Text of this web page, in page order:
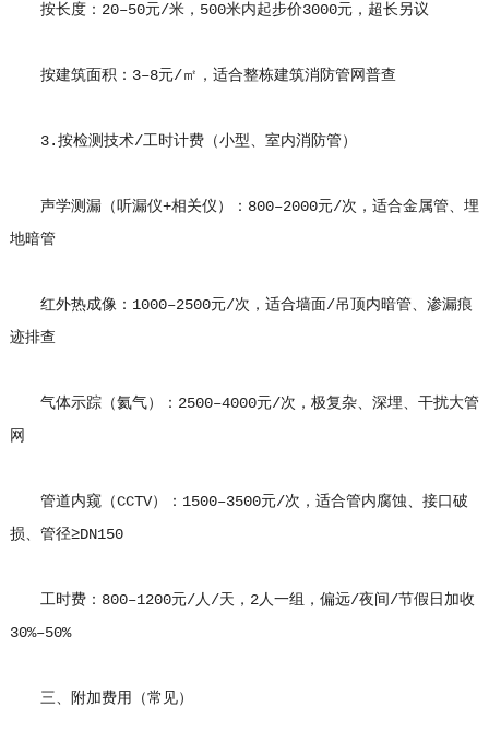
按长度：20–50元/米，500米内起步价3000元，超长另议
按建筑面积：3–8元/㎡，适合整栋建筑消防管网普查
3.按检测技术/工时计费（小型、室内消防管）
声学测漏（听漏仪+相关仪）：800–2000元/次，适合金属管、埋
地暗管
红外热成像：1000–2500元/次，适合墙面/吊顶内暗管、渗漏痕
迹排查
气体示踪（氦气）：2500–4000元/次，极复杂、深埋、干扰大管
网
管道内窥（CCTV）：1500–3500元/次，适合管内腐蚀、接口破
损、管径≥DN150
工时费：800–1200元/人/天，2人一组，偏远/夜间/节假日加收
30%–50%
三、附加费用（常见）